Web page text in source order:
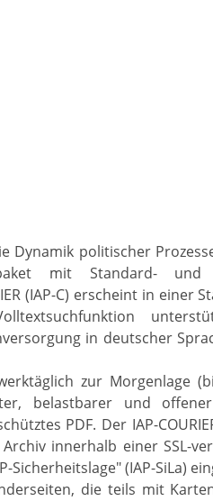
Dynamik politischer
mit Standard-
(IAP-C) erscheint in einer
in deutscher
zur Morgenlage
belastbarer und
PDF. Der IAP-
innerhalb einer SSL-
(IAP-SiLa)
die teils mit